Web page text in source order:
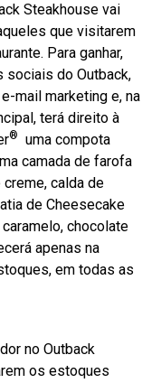
Steakhouse vai
que visitarem
Para ganhar,
sociais do Outback,
mail marketing e, na
terá direito à
®
uma compota
camada de farofa
calda de
de Cheesecake
chocolate
apenas na
em todas as
no Outback
os estoques